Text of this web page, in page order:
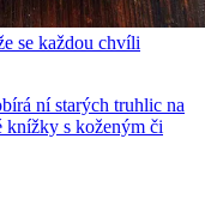
se každou chvíli
ní starých truhlic na
knížky s koženým či